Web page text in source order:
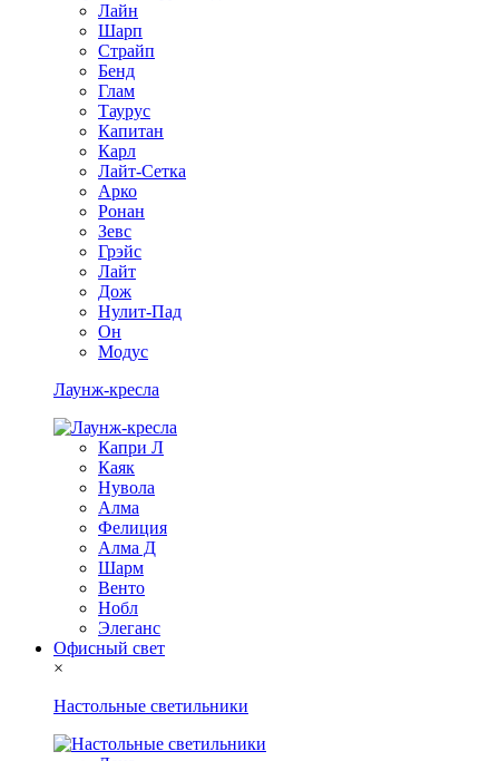
Лайн
Шарп
Страйп
Бенд
Глам
Таурус
Капитан
Карл
Лайт-Сетка
Арко
Ронан
Зевс
Грэйс
Лайт
Дож
Нулит-Пад
Он
Модус
Лаунж-кресла
Капри Л
Каяк
Нувола
Алма
Фелиция
Алма Д
Шарм
Венто
Нобл
Элеганс
Офисный свет
×
Настольные светильники